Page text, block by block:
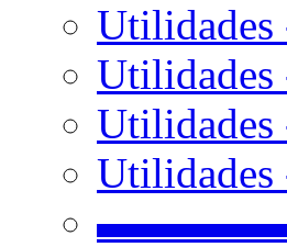
Utilidades
Utilidades
Utilidades
Utilidades